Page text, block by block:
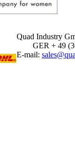
Quad Industry
GER + 49
E-mail: